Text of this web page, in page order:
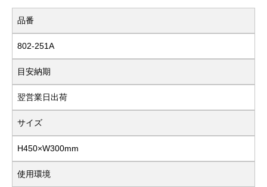
品番
802-251A
目安納期
翌営業日出荷
サイズ
H450×W300mm
使用環境